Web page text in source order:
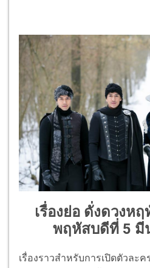
เรื่องย่อ ดั่งดวงห
พฤหัสบดีที่ 5 มี
เรื่องราวสำหรับการเปิดตัวละ